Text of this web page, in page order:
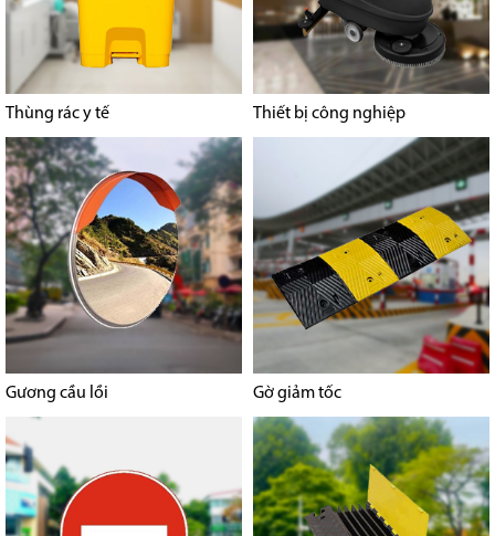
Thùng rác y tế Thiết bị công nghiệp
Gương cầu lồi Gờ giảm tốc